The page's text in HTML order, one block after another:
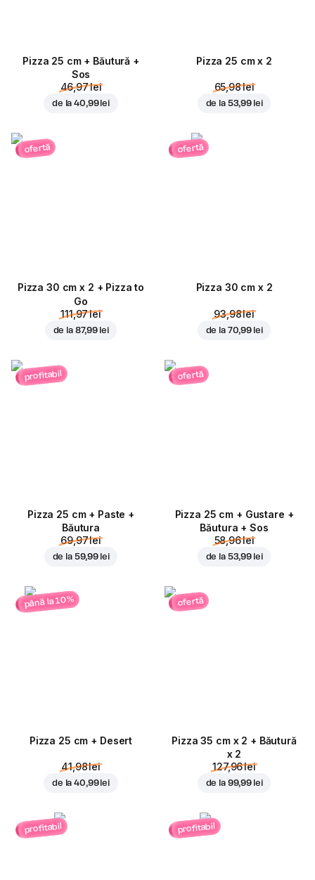
Pizza 25 cm + Băutură +
Sos
46,97 lei
de la40,99 lei
Pizza 25 cm x 2
65,98 lei
de la 53,99 lei
ofertă
Pizza 30 cm x 2 + Pizza to
Go
111,97 lei
de la 87,99 lei
ofertă
Pizza 30 cm x 2
93,98 lei
de la 70,99 lei
profitabil
Pizza 25 cm + Paste +
Băutura
69,97 lei
de la 59,99 lei
ofertă
Pizza 25 cm + Gustare +
Băutura + Sos
58,96 lei
de la 53,99 lei
până la 10%
Pizza 25 cm + Desert
41,98 lei
de la40,99 lei
ofertă
Pizza 35 cm x 2 + Băutură
x 2
127,96 lei
de la 99,99 lei
profitabil profitabil